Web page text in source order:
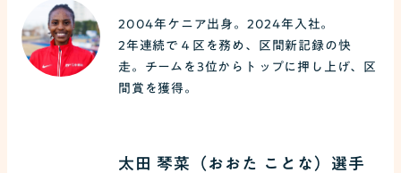
2004年ケニア出身。2024年入社。
2年連続で４区を務め、区間新記録の快
走。チームを3位からトップに押し上げ、区
間賞を獲得。
太田 琴菜（おおた ことな）選手